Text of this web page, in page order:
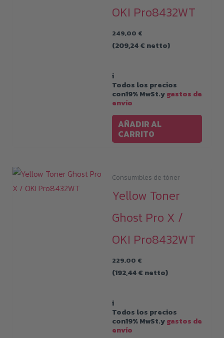
OKI Pro8432WT
249,00 €
(209,24€ netto)
i
Todos los precios
con19% MwSt.ygastos de
envío
AÑADIR AL
CARRITO
Consumibles de tóner
Yellow Toner
Ghost Pro X /
OKI Pro8432WT
229,00 €
(192,44€ netto)
i
Todos los precios
con19% MwSt.ygastos de
envío